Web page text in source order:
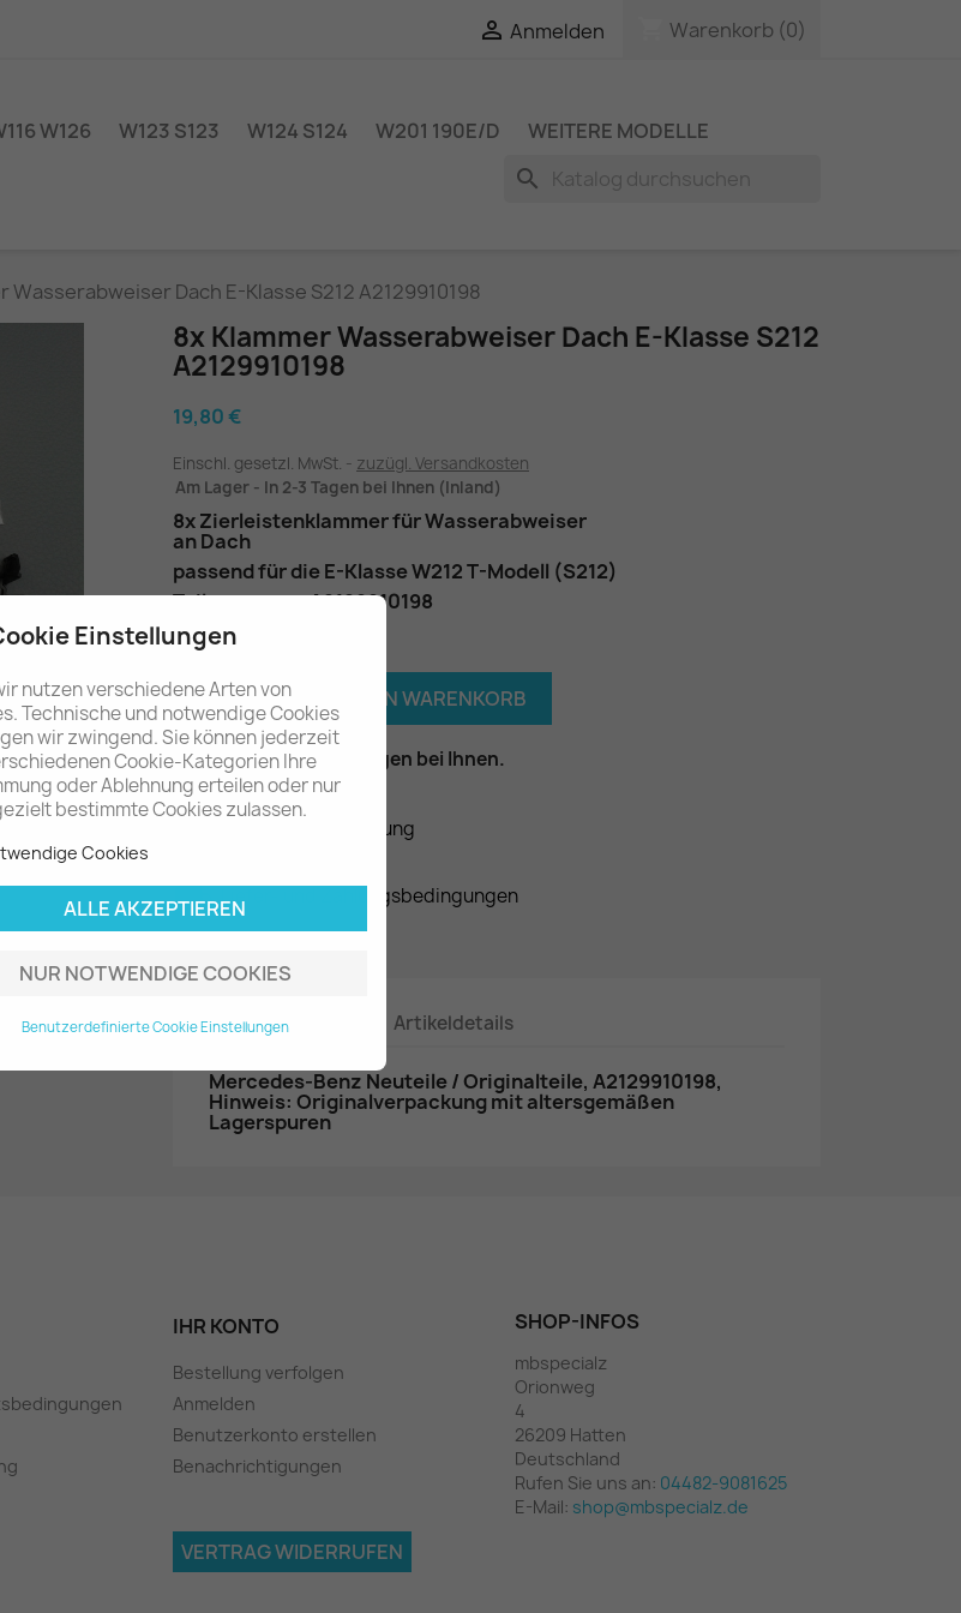
Einstellungen
nutzen verschiedene Arten von
Technische und notwendige Cookies
wir zwingend. Sie können jederzeit
Cookie-Kategorien Ihre
oder Ablehnung erteilen oder nur
bestimmte Cookies zulassen.
Cookies
ALLE AKZEPTIEREN
NUR NOTWENDIGE COOKIES
Benutzerdefinierte Cookie Einstellungen
 Anmelden Warenkorb (0)
W126 W123 S123 W124 S124 W201 190E/D WEITERE MODELLE
search
Wasserabweiser Dach E-Klasse S212 A2129910198
8x Klammer Wasserabweiser Dach E-Klasse S212
A2129910198
19,80 €
Einschl. gesetzl. MwSt.
zuzügl. Versandkosten
Am Lager - In 2-3 Tagen bei Ihnen (Inland)
8x Zierleistenklammer für Wasserabweiser
an Dach
passend für die E-Klasse W212 T-Modell (S212)
Teilenummer: A2129910198
Menge
 IN DEN WARENKORB
Am Lager - In 2-3 Tagen bei Ihnen.
Datenschutzerklärung
Liefer- und Zahlungsbedingungen
Beschreibung Artikeldetails
Mercedes-Benz Neuteile / Originalteile, A2129910198,
Hinweis: Originalverpackung mit altersgemäßen
Lagerspuren
IHR KONTO
Bestellung verfolgen
Anmelden
Benutzerkonto erstellen
Benachrichtigungen
SHOP-INFOS
mbspecialz
Orionweg
4
26209 Hatten
Deutschland
Rufen Sie uns an: 04482-9081625
E-Mail: shop@mbspecialz.de
VERTRAG WIDERRUFEN